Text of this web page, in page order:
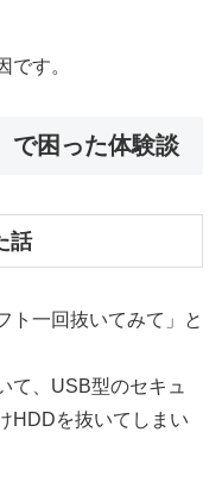
です。
で困った体験談
話
ト一回抜いてみて」と
て、USB型のセキュ
HDDを抜いてしまい